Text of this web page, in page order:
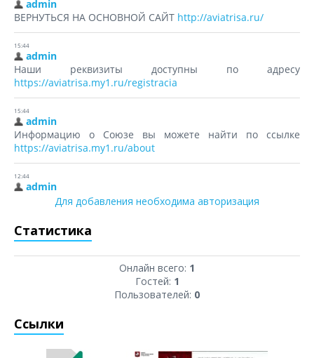
Для добавления необходима авторизация
Статистика
Онлайн всего: 1
Гостей: 1
Пользователей: 0
Ссылки